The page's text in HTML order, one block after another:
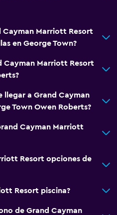
Cayman Marriott Resort
en George Town?
Cayman Marriott Resort
llegar a Grand Cayman
Town Owen Roberts?
Cayman Marriott
Resort opciones de
Resort piscina?
de Grand Cayman